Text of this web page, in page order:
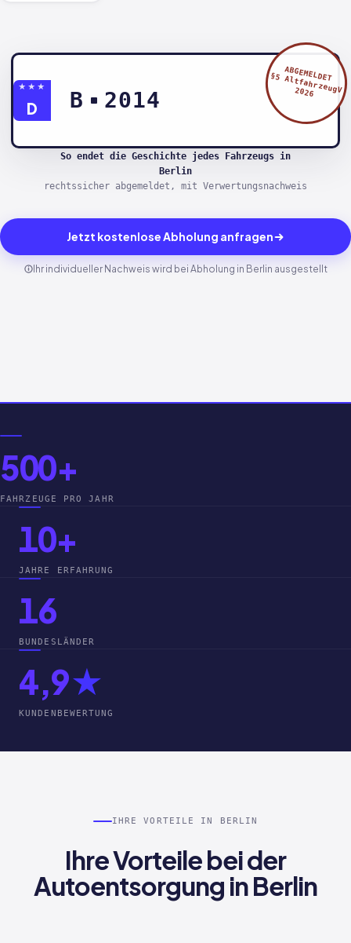
★★★
D B 2014
ABGEMELDET
§5 AltfahrzeugV
2026
So endet die Geschichte jedes Fahrzeugs in
Berlin
rechtssicher abgemeldet, mit Verwertungsnachweis
Jetzt kostenlose Abholung anfragen
Ihr individueller Nachweis wird bei Abholung in Berlin ausgestellt
500+
FAHRZEUGE PRO JAHR
10+
JAHRE ERFAHRUNG
16
BUNDESLÄNDER
4,9★
KUNDENBEWERTUNG
IHRE VORTEILE IN BERLIN
Ihre Vorteile bei der
Autoentsorgung in Berlin